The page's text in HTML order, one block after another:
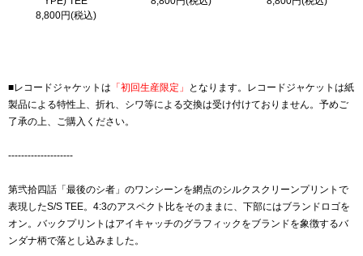
8,800円(税込)
■レコードジャケットは 「初回生産限定」
となります。レコードジャケットは紙
製品による特性上、折れ、シワ等による交換は受け付けておりません。予めご
了承の上、ご購入ください。
--------------------
第弐拾四話「最後のシ者」のワンシーンを網点のシルクスクリーンプリントで
表現したS/S TEE。4:3のアスペクト比をそのままに、下部にはブランドロゴを
オン。バックプリントはアイキャッチのグラフィックをブランドを象徴するバ
ンダナ柄で落とし込みました。